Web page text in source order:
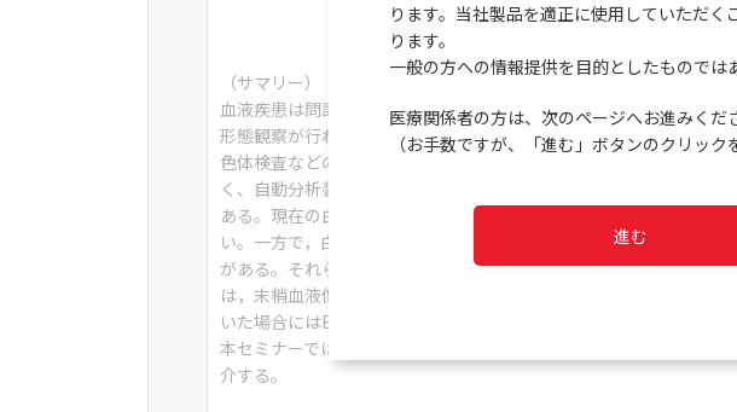
（サマリー）
血液疾患は問診から始まり臨床検査では血算、凝固検査や生化学検
形態観察が行われ診断される。特に白血病に関しては、さらに骨髄
色体検査などの検査が必要である。日常検査において我々臨床検査
く、自動分析装置の結果や細胞形態の特徴を把握して診断に導くた
ある。現在の白血病の診断は細胞表面マーカー検査、遺伝子・染色
い。一方で，白血病やその他の血液疾患の一部には細胞形態を詳細
がある。それらを理解して、自分の力量として習得することも我
は，末梢血液像にファゴット細胞が見られた場合には急性前骨髄性
いた場合にはEVANS症候群などがあげられる。
本セミナーでは、日常検査で誰にでも、今からできる、形態からわ
介する。
ります。当社製品を適正に使用していただ
ります。
一般の方への情報提供を目的としたものでは
医療関係者の方は、次のページへお進みくだ
（お手数ですが、「進む」ボタンのクリック
進む